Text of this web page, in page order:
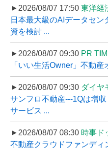
►2026/08/07 17:50 東洋経
日本最大級のAIデータセ
資を検討 ...
►2026/08/07 09:30 PR
「いい生活Owner」不動
►2026/08/07 09:30 ダイヤ
サンフロ不動産---1Qは増
サービス ...
►2026/08/07 08:30 時事ド
不動産クラウドファンディ